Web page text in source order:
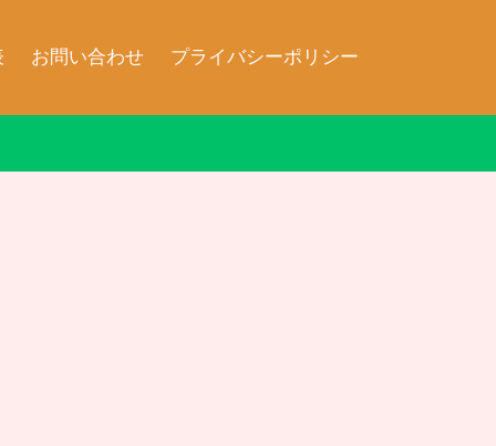
お問い合わせ プライバシーポリシー